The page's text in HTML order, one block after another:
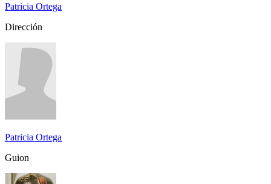
Patricia Ortega
Dirección
Patricia Ortega
Guion